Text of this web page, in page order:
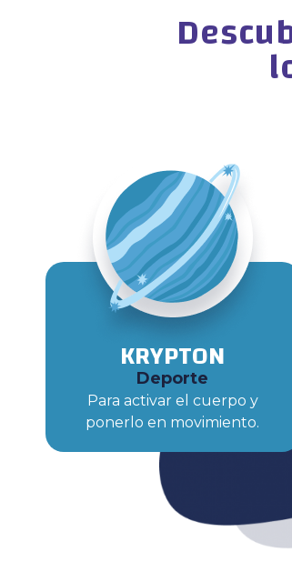
KRYPTON
Deporte
Para activar el cuerpo y
ponerlo en movimiento.